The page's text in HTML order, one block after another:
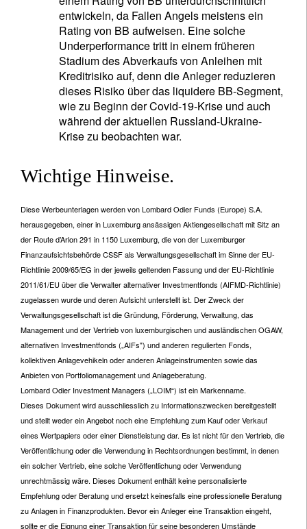
entwickeln, da Fallen Angels meistens ein
Rating von BB aufweisen. Eine solche
Underperformance tritt in einem früheren
Stadium des Abverkaufs von Anleihen mit
Kreditrisiko auf, denn die Anleger reduzieren
dieses Risiko über das liquidere BB-Segment,
wie zu Beginn der Covid-19-Krise und auch
während der aktuellen Russland-Ukraine-
Krise zu beobachten war.
Wichtige Hinweise.
Diese Werbeunterlagen werden von Lombard Odier Funds (Europe) S.A.
herausgegeben, einer in Luxemburg ansässigen Aktiengesellschaft mit Sitz an
der Route d’Arlon 291 in 1150 Luxemburg, die von der Luxemburger
Finanzaufsichtsbehörde CSSF als Verwaltungsgesellschaft im Sinne der EU-
Richtlinie 2009/65/EG in der jeweils geltenden Fassung und der EU-Richtlinie
2011/61/EU über die Verwalter alternativer Investmentfonds (AIFMD-Richtlinie)
zugelassen wurde und deren Aufsicht unterstellt ist. Der Zweck der
Verwaltungsgesellschaft ist die Gründung, Förderung, Verwaltung, das
Management und der Vertrieb von luxemburgischen und ausländischen OGAW,
alternativen Investmentfonds („AIFs") und anderen regulierten Fonds,
kollektiven Anlagevehikeln oder anderen Anlageinstrumenten sowie das
Anbieten von Portfoliomanagement und Anlageberatung.
Lombard Odier Investment Managers („LOIM“) ist ein Markenname.
Dieses Dokument wird ausschliesslich zu Informationszwecken bereitgestellt
und stellt weder ein Angebot noch eine Empfehlung zum Kauf oder Verkauf
eines Wertpapiers oder einer Dienstleistung dar. Es ist nicht für den Vertrieb, die
Veröffentlichung oder die Verwendung in Rechtsordnungen bestimmt, in denen
ein solcher Vertrieb, eine solche Veröffentlichung oder Verwendung
unrechtmässig wäre. Dieses Dokument enthält keine personalisierte
Empfehlung oder Beratung und ersetzt keinesfalls eine professionelle Beratung
zu Anlagen in Finanzprodukten. Bevor ein Anleger eine Transaktion eingeht,
sollte er die Eignung einer Transaktion für seine besonderen Umstände